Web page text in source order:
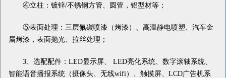
④立柱：镀锌/不锈钢方管、圆管，铝型材等；
⑤表面处理：三层氟碳喷漆（烤漆）、高温静电喷塑、汽车金
属烤漆，表面抛光、拉丝处理；
3、选配配件：LED显示屏、 LED亮化系统、数字滚轴系统、
智能语音播报系统（摄像头、无线wifi）、触摸屏、LCD广告机系